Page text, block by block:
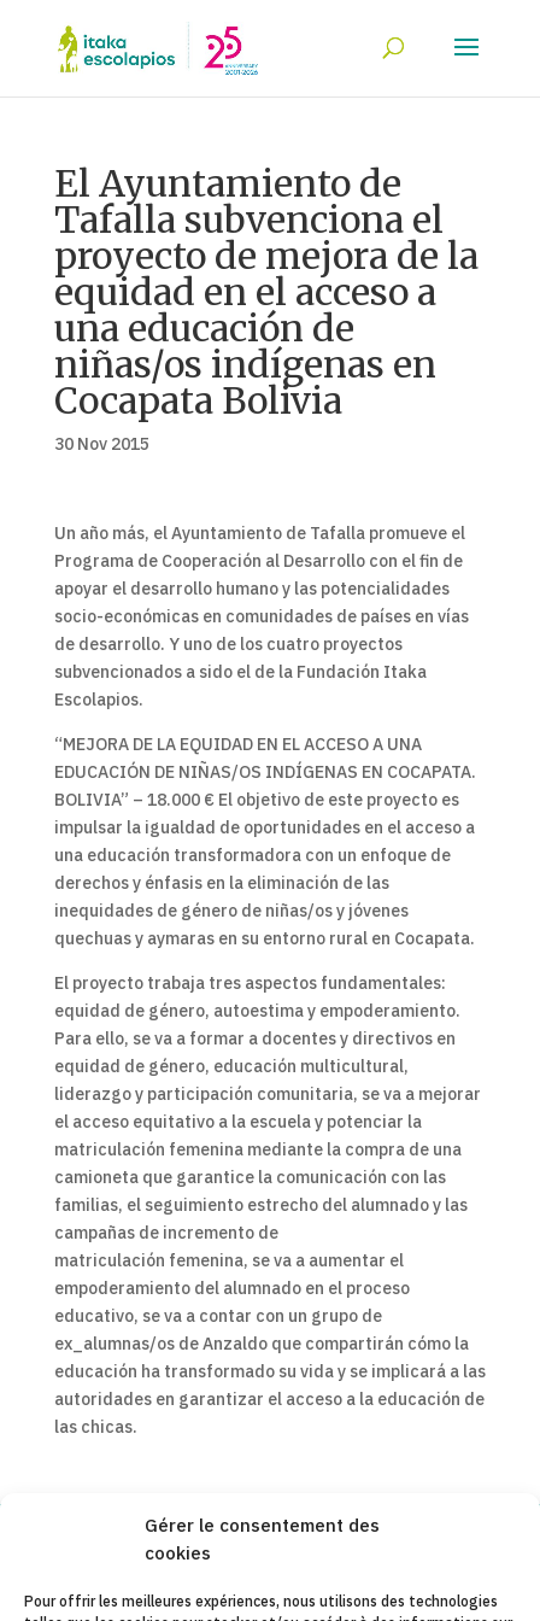
Gérer le consentement des
cookies
Pour offrir les meilleures expériences, nous utilisons des technologies
El Ayuntamiento de
Tafalla subvenciona el
proyecto de mejora de la
equidad en el acceso a
una educación de
niñas/os indígenas en
Cocapata Bolivia
30 Nov 2015
Un año más, el Ayuntamiento de Tafalla promueve el
Programa de Cooperación al Desarrollo con el fin de
apoyar el desarrollo humano y las potencialidades
socio-económicas en comunidades de países en vías
de desarrollo. Y uno de los cuatro proyectos
subvencionados a sido el de la Fundación Itaka
Escolapios.
“MEJORA DE LA EQUIDAD EN EL ACCESO A UNA
EDUCACIÓN DE NIÑAS/OS INDÍGENAS EN COCAPATA.
BOLIVIA” – 18.000 € El objetivo de este proyecto es
impulsar la igualdad de oportunidades en el acceso a
una educación transformadora con un enfoque de
derechos y énfasis en la eliminación de las
inequidades de género de niñas/os y jóvenes
quechuas y aymaras en su entorno rural en Cocapata.
El proyecto trabaja tres aspectos fundamentales:
equidad de género, autoestima y empoderamiento.
Para ello, se va a formar a docentes y directivos en
equidad de género, educación multicultural,
liderazgo y participación comunitaria, se va a mejorar
el acceso equitativo a la escuela y potenciar la
matriculación femenina mediante la compra de una
camioneta que garantice la comunicación con las
familias, el seguimiento estrecho del alumnado y las
campañas de incremento de
matriculación femenina, se va a aumentar el
empoderamiento del alumnado en el proceso
educativo, se va a contar con un grupo de
ex_alumnas/os de Anzaldo que compartirán cómo la
educación ha transformado su vida y se implicará a las
autoridades en garantizar el acceso a la educación de
las chicas.
Copyleft 2025